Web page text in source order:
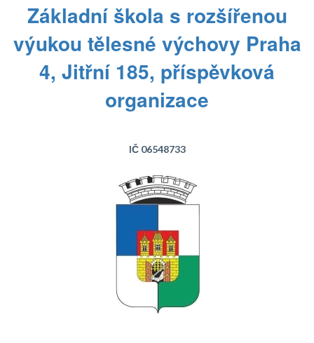
Základní škola s rozšířenou
výukou tělesné výchovy Praha
4, Jitřní 185, příspěvková
organizace
IČ 06548733